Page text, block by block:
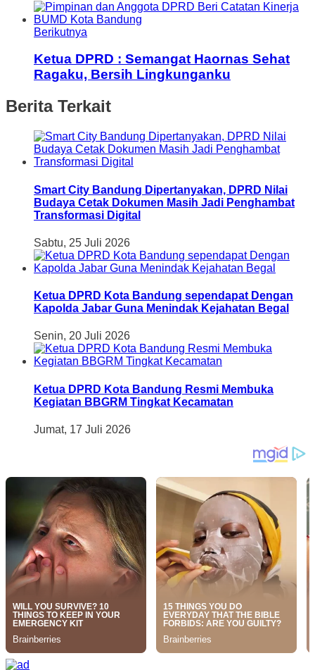
Berikutnya
Ketua DPRD : Semangat Haornas Sehat
Ragaku, Bersih Lingkunganku
Berita Terkait
Smart City Bandung Dipertanyakan, DPRD Nilai
Budaya Cetak Dokumen Masih Jadi Penghambat
Transformasi Digital
Sabtu, 25 Juli 2026
Ketua DPRD Kota Bandung sependapat Dengan
Kapolda Jabar Guna Menindak Kejahatan Begal
Senin, 20 Juli 2026
Ketua DPRD Kota Bandung Resmi Membuka
Kegiatan BBGRM Tingkat Kecamatan
Jumat, 17 Juli 2026